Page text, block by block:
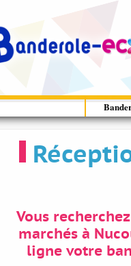
Vous
marchés à
ligne votre